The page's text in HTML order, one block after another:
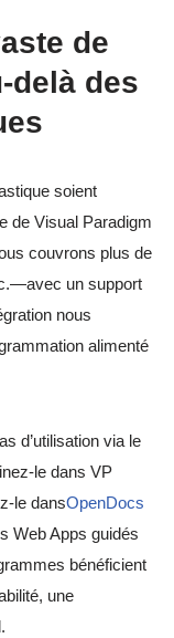
de
delà des
soient
de Visual Paradigm
couvrons plus de
un support
nous
alimenté
d’utilisation via le
le dans VP
le dansOpenDocs
Web Apps guidés
bénéficient
une